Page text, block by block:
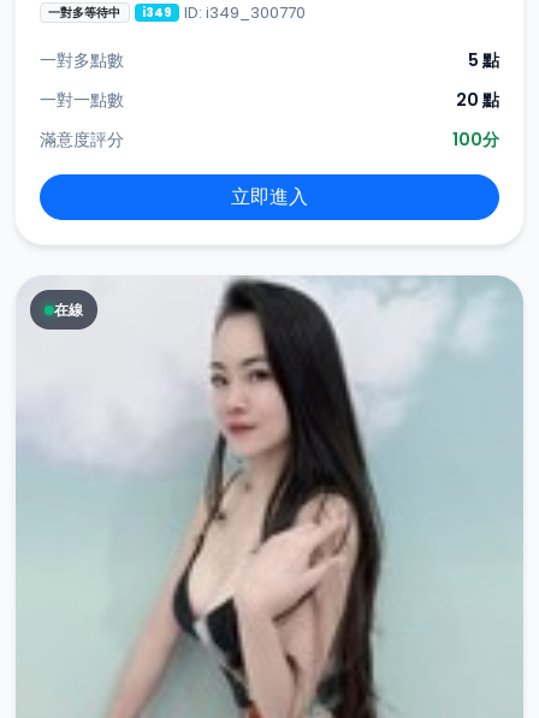
一對多等待中 i349 ID: i349_300770
一對多點數
5 點
一對一點數
20 點
滿意度評分
100分
立即進入
在線